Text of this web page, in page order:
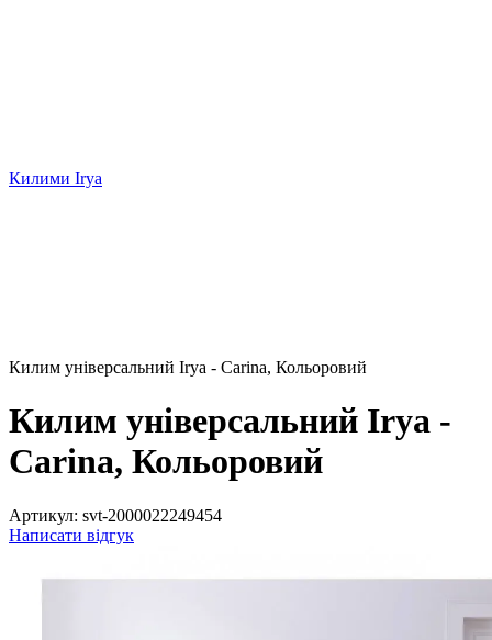
Килими Irya
Килим універсальний Irya - Carina, Кольоровий
Килим універсальний Irya -
Carina, Кольоровий
Артикул: svt-2000022249454
Написати відгук